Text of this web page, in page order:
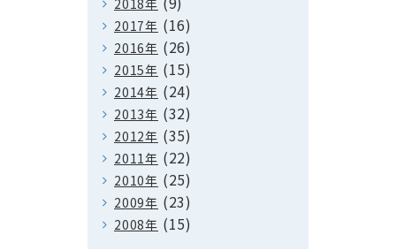
2018年
2017年 (16)
2016年 (26)
2015年 (15)
2014年 (24)
2013年 (32)
2012年 (35)
2011年 (22)
2010年 (25)
2009年 (23)
2008年 (15)